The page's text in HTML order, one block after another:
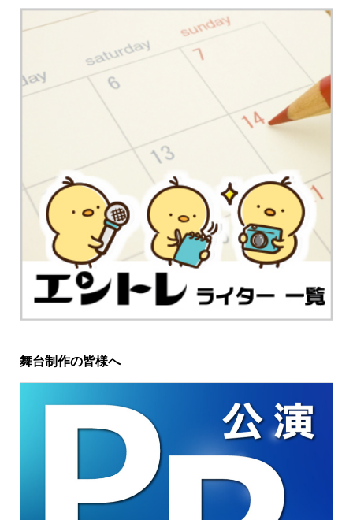
舞台制作の皆様へ